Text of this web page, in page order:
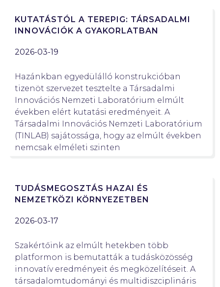
KUTATÁSTÓL A TEREPIG: TÁRSADALMI
INNOVÁCIÓK A GYAKORLATBAN
2026-03-19
Hazánkban egyedülálló konstrukcióban
tizenöt szervezet tesztelte a Társadalmi
Innovációs Nemzeti Laboratórium elmúlt
években elért kutatási eredményeit. A
Társadalmi Innovációs Nemzeti Laboratórium
(TINLAB) sajátossága, hogy az elmúlt években
nemcsak elméleti szinten
TUDÁSMEGOSZTÁS HAZAI ÉS
NEMZETKÖZI KÖRNYEZETBEN
2026-03-17
Szakértőink az elmúlt hetekben több
platformon is bemutatták a tudásközösség
innovatív eredményeit és megközelítéseit. A
társadalomtudományi és multidiszciplináris